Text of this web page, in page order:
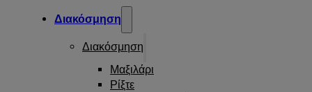
Διακόσμηση
Διακόσμηση
Μαξιλάρι
Ρίξτε